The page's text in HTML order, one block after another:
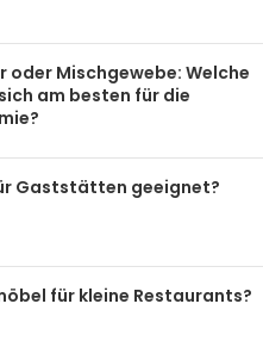
oder Mischgewebe: Welche
am besten für die
Gaststätten geeignet?
für kleine Restaurants?